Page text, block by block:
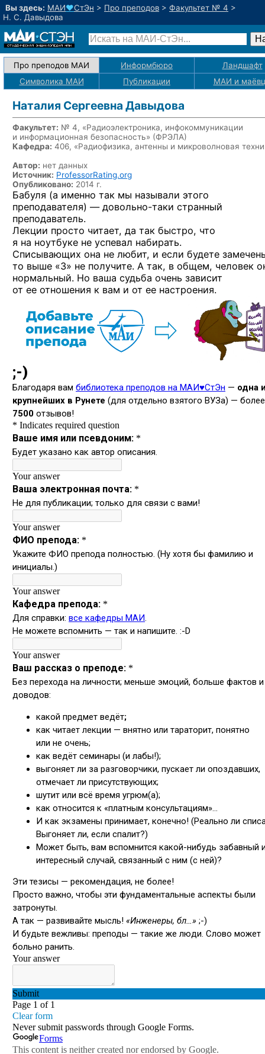
Вы здесь: МАИ♥СтЭн > Про преподов > Факультет № 4 >
Н. С. Давыдова
Про преподов МАИ Информбюро
Ландшафт
Символика МАИ
Публикации МАИ и
Наталия Сергеевна Давыдова
Факультет: № 4, «Радиоэлектроника, инфокоммуникации
и информационная безопасность» (ФРЭЛА)
Кафедра: 406, «Радиофизика, антенны и микроволновая
Автор: нет данных
Источник: ProfessorRating.org
Опубликовано: 2014 г.
Бабуля (а именно так мы называли этого
преподавателя) — довольно-таки странный
преподаватель.
Лекции просто читает, да так быстро, что
я на ноутбуке не успевал набирать.
Списывающих она не любит, и если будете
то выше «3» не получите. А так, в общем, человек
нормальный. Но ваша судьба очень зависит
от ее отношения к вам и от ее настроения.